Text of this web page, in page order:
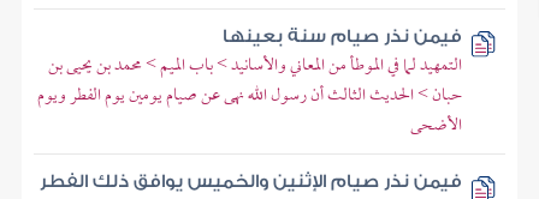
فيمن نذر صيام سنة بعينها
التمهيد لما في الموطأ من المعاني والأسانيد > باب الميم > محمد بن يحيى بن
حبان > الحديث الثالث أن رسول الله نهى عن صيام يومين يوم الفطر ويوم
الأضحى
فيمن نذر صيام الإثنين والخميس يوافق ذلك الفطر